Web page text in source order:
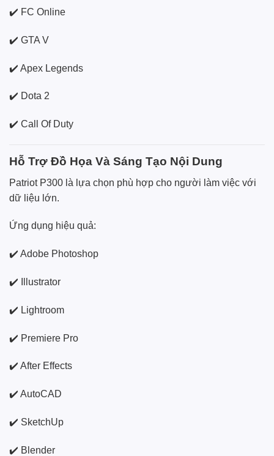
✔️ FC Online
✔️ GTA V
✔️ Apex Legends
✔️ Dota 2
✔️ Call Of Duty
Hỗ Trợ Đồ Họa Và Sáng Tạo Nội Dung
Patriot P300 là lựa chọn phù hợp cho người làm việc với
dữ liệu lớn.
Ứng dụng hiệu quả:
✔️ Adobe Photoshop
✔️ Illustrator
✔️ Lightroom
✔️ Premiere Pro
✔️ After Effects
✔️ AutoCAD
✔️ SketchUp
✔️ Blender